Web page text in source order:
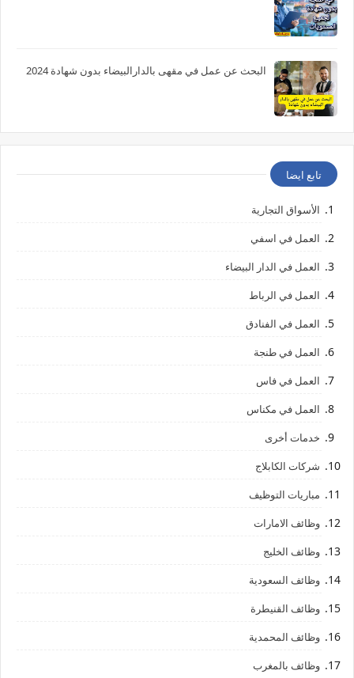
البحث عن عمل في مقهى بالدارالبيضاء بدون شهادة 2024
تابع ايضا
الأسواق التجارية
العمل في اسفي
العمل في الدار البيضاء
العمل في الرباط
العمل في الفنادق
العمل في طنجة
العمل في فاس
العمل في مكناس
خدمات أخرى
شركات الكابلاج
مباريات التوظيف
وظائف الامارات
وظائف الخليج
وظائف السعودية
وظائف القنيطرة
وظائف المحمدية
وظائف بالمغرب